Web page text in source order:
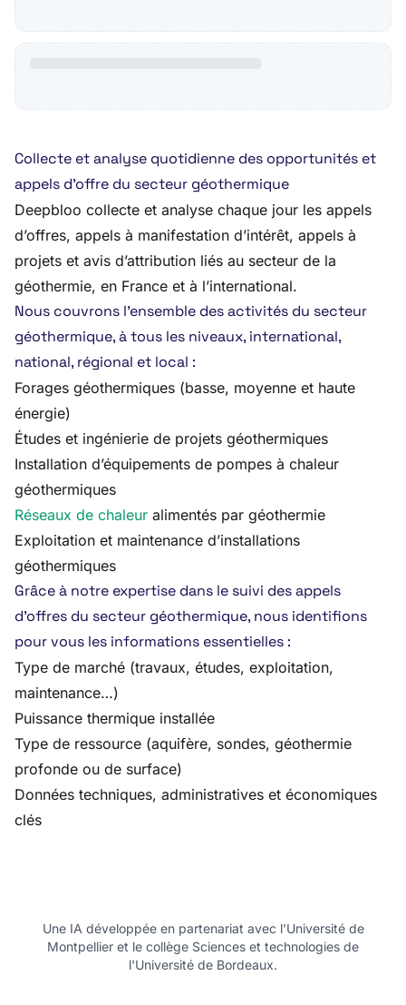
Collecte et analyse quotidienne des opportunités et
appels d’offre du secteur géothermique
Deepbloo collecte et analyse chaque jour les appels
d’offres, appels à manifestation d’intérêt, appels à
projets et avis d’attribution liés au secteur de la
géothermie, en France et à l’international.
Nous couvrons l’ensemble des activités du secteur
géothermique, à tous les niveaux, international,
national, régional et local :
Forages géothermiques (basse, moyenne et haute
énergie)
Études et ingénierie de projets géothermiques
Installation d’équipements de pompes à chaleur
géothermiques
Réseaux de chaleur alimentés par géothermie
Exploitation et maintenance d’installations
géothermiques
Grâce à notre expertise dans le suivi des appels
d’offres du secteur géothermique, nous identifions
pour vous les informations essentielles :
Type de marché (travaux, études, exploitation,
maintenance…)
Puissance thermique installée
Type de ressource (aquifère, sondes, géothermie
profonde ou de surface)
Données techniques, administratives et économiques
clés
Une IA développée en partenariat avec l'Université de
Montpellier et le collège Sciences et technologies de
l'Université de Bordeaux.